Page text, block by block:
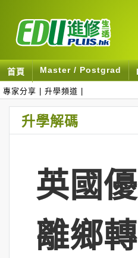
首頁 Master / Postgrad
專家分享 升學頻道
升學解碼
英國
離鄉